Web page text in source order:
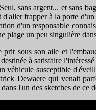
sans argent... et sans
frapper à la porte
d'un responsable
plage un peu singulière
prit sous son aile et
à satisfaire
véhicule susceptible
Dewaere qui venait
l'un des sketches de